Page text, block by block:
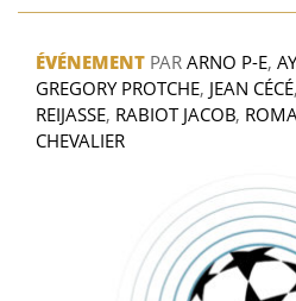
ÉVÉNEMENT PAR ARNO P-E,
GREGORY PROTCHE, JEAN CÉCÉ,
REIJASSE, RABIOT JACOB,
CHEVALIER